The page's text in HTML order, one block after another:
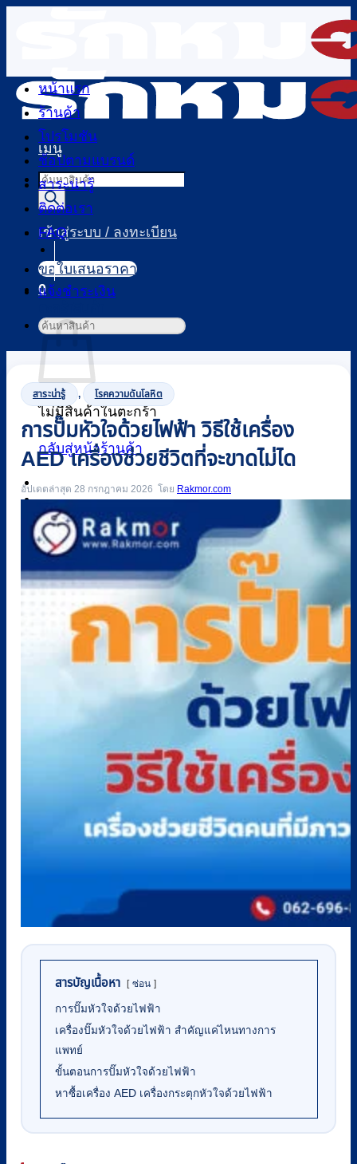
เนื้อหา
เมนู
Products
search
เข้าสู่ระบบ / ลงทะเบียน
0
ไม่มีสินค้าในตะกร้า
กลับสู่หน้าร้านค้า
0
หน้าแรก
ร้านค้า
โปรโมชัน
ช้อปตามแบรนด์
สาระน่ารู้
ติดต่อเรา
FAQ
ขอใบเสนอราคา
แจ้งชำระเงิน
ค้นหา:
สาระน่ารู้ , โรคความดันโลหิต
การปั๊มหัวใจด้วยไฟฟ้า วิธีใช้เครื่อง
AED เครื่องช่วยชีวิตที่จะขาดไม่ได
อัปเดตล่าสุด 28 กรกฎาคม 2026 Rakmor.com
สารบัญเนื้อหา ซ่อน
การปั๊มหัวใจด้วยไฟฟ้า
เครื่องปั๊มหัวใจด้วยไฟฟ้า สำคัญแค่ไหนทางการ
แพทย์
ขั้นตอนการปั๊มหัวใจด้วยไฟฟ้า
หาซื้อเครื่อง AED เครื่องกระตุกหัวใจด้วยไฟฟ้า